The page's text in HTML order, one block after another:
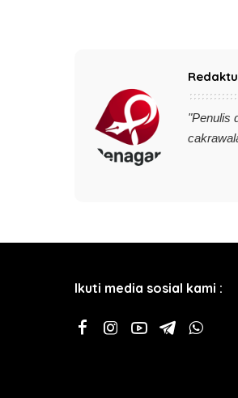
"Penulis
Ikuti media sosial kami :